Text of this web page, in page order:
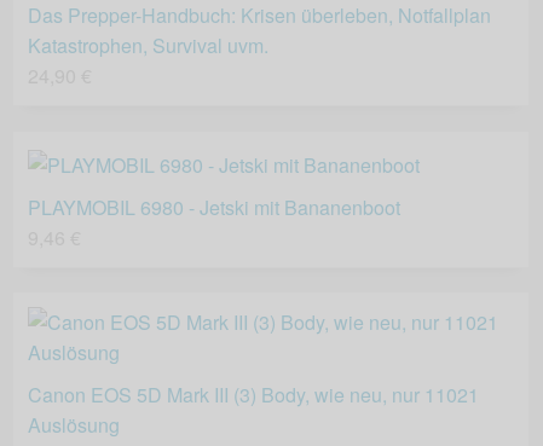
Das Prepper-Handbuch: Krisen überleben, Notfallplan
Katastrophen, Survival uvm.
PLAYMOBIL 6980 - Jetski mit Bananenboot
Canon EOS 5D Mark III (3) Body, wie neu, nur 11021
Auslösung